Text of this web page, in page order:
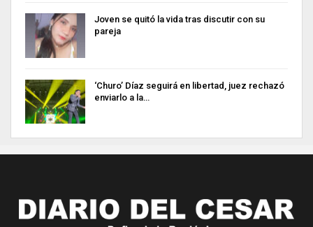
Joven se quitó la vida tras discutir con su
pareja
‘Churo’ Díaz seguirá en libertad, juez rechazó
enviarlo a la…